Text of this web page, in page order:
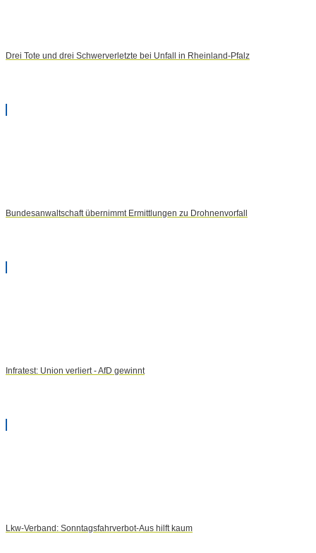
Drei Tote und drei Schwerverletzte bei Unfall in Rheinland-Pfalz
Bundesanwaltschaft übernimmt Ermittlungen zu Drohnenvorfall
Infratest: Union verliert - AfD gewinnt
Lkw-Verband: Sonntagsfahrverbot-Aus hilft kaum